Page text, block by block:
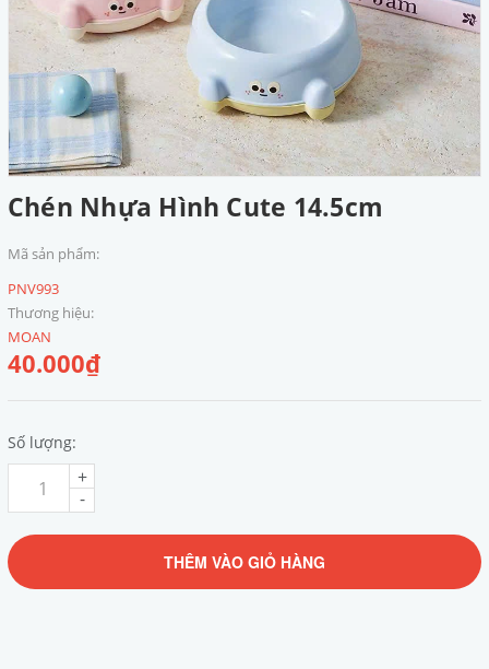
Chén Nhựa Hình Cute 14.5cm
Mã sản phẩm:
PNV993
Thương hiệu:
MOAN
40.000₫
Số lượng:
-
+
THÊM VÀO GIỎ HÀNG